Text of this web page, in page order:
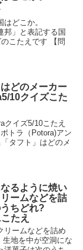
どこか。
邦」と表記する国
こたえです 【問
どのメーカー
10クイズこた
クイズ5/10こたえ
トラ（Potora)アン
タフト」はどのメ
るように焼い
ームなどを詰
ちどれ?
たえ
リームなどを詰め
地を中が空洞にな